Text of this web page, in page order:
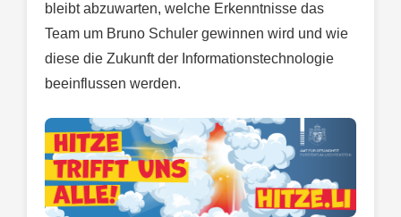
bleibt abzuwarten, welche Erkenntnisse das
Team um Bruno Schuler gewinnen wird und wie
diese die Zukunft der Informationstechnologie
beeinflussen werden.